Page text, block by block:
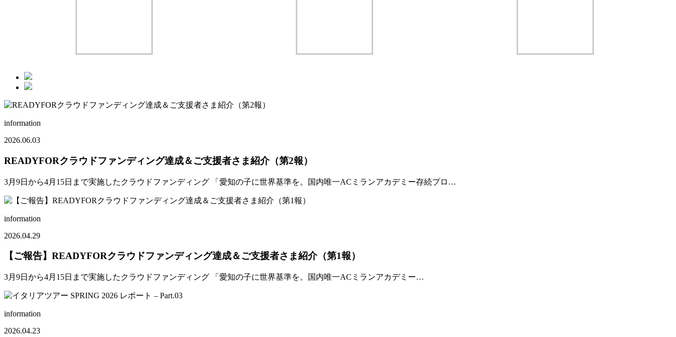
information
2026.06.03
READYFORクラウドファンディング達成＆ご支援者さま紹介（第2報）
3月9日から4月15日まで実施したクラウドファンディング 「愛知の子に世界基準を。国内唯一ACミランアカデミー存続プロ…
information
2026.04.29
【ご報告】READYFORクラウドファンディング達成＆ご支援者さま紹介（第1報）
3月9日から4月15日まで実施したクラウドファンディング 「愛知の子に世界基準を。国内唯一ACミランアカデミー…
information
2026.04.23